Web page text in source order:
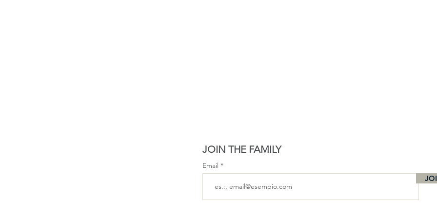
JOIN THE FAMILY
Email